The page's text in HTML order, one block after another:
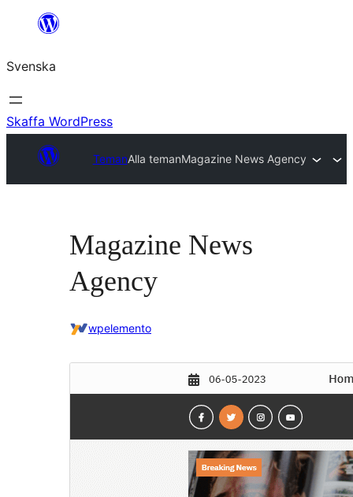
Hoppa
innehåll
Svenska
Skaffa WordPress
TemanAlla temanMagazine News Agency
Magazine News
Agency
wpelemento